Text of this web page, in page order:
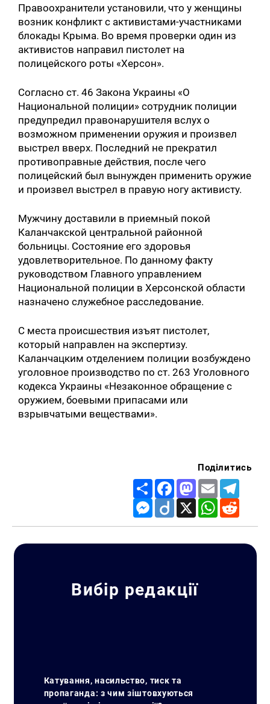
Правоохранители установили, что у женщины
возник конфликт с активистами-участниками
блокады Крыма. Во время проверки один из
активистов направил пистолет на
полицейского роты «Херсон».
Согласно ст. 46 Закона Украины «О
Национальной полиции» сотрудник полиции
предупредил правонарушителя вслух о
возможном применении оружия и произвел
выстрел вверх. Последний не прекратил
противоправные действия, после чего
полицейский был вынужден применить оружие
и произвел выстрел в правую ногу активисту.
Мужчину доставили в приемный покой
Каланчакской центральной районной
больницы. Состояние его здоровья
удовлетворительное. По данному факту
руководством Главного управлением
Национальной полиции в Херсонской области
назначено служебное расследование.
С места происшествия изъят пистолет,
который направлен на экспертизу.
Каланчацким отделением полиции возбуждено
уголовное производство по ст. 263 Уголовного
кодекса Украины «Незаконное обращение с
оружием, боевыми припасами или
взрывчатыми веществами».
Поділитись
Share FacebookMastodon
Email
Messenger
Diigo X WhatsApp
Вибір редакції
Катування, насильство, тиск та
пропаганда: з чим зіштовхуються